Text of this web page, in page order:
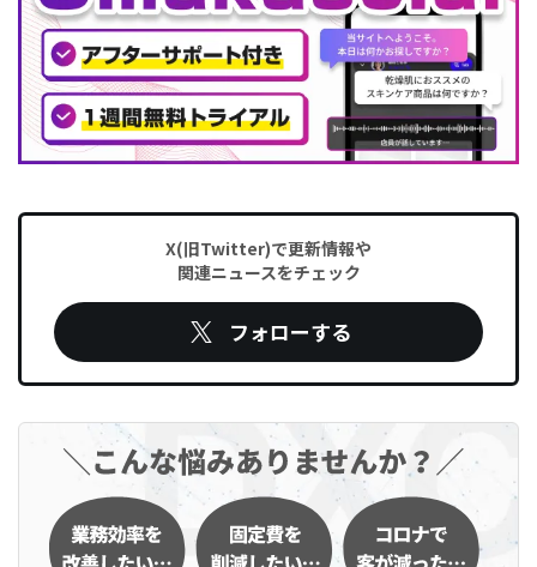
X(旧Twitter)で更新情報や
関連ニュースをチェック
フォローする